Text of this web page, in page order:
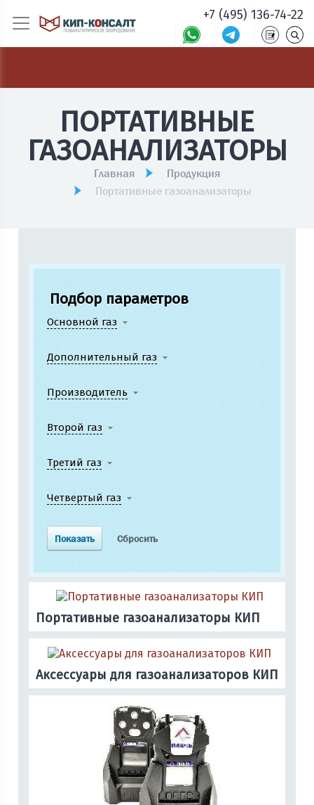
+7 (495) 136-74-22
ПОРТАТИВНЫЕ
ГАЗОАНАЛИЗАТОРЫ
Главная
Продукция
Портативные газоанализаторы
Подбор параметров
Основной газ
Дополнительный газ
Производитель
Второй газ
Третий газ
Четвертый газ
Портативные газоанализаторы КИП
Аксессуары для газоанализаторов КИП